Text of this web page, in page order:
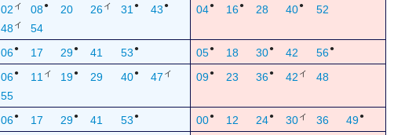
02 イ 08● 20 26イ 31 ● 43 ●
48イ 54
04● 16● 28 40● 52
06● 17 29● 41 53 ● 05● 18 30● 42 56 ●
06● 11 イ 19● 29 40 ● 47 イ
55
09● 23 36● 42 イ 48
06● 17 29● 41 53 ● 00● 12 24● 30イ 36 49 ●